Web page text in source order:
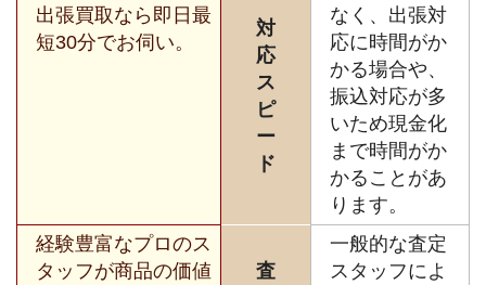
出張買取なら即日最
短30分でお伺い。
対
応
ス
ピ
ー
ド
なく、出張対
応に時間がか
かる場合や、
振込対応が多
いため現金化
まで時間がか
かることがあ
ります。
経験豊富なプロのス
タッフが商品の価値
査
一般的な査定
スタッフによ